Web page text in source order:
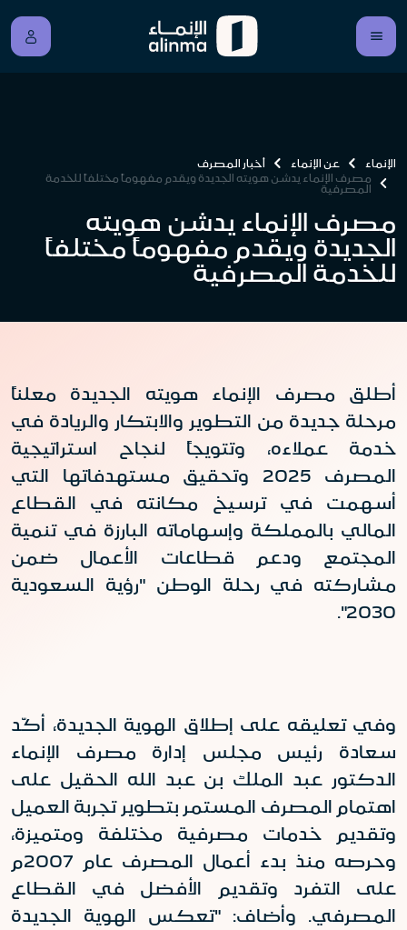
الإنماء عن الإنماء
أخبار المصرف
مصرف الإنماء يدشن هويته الجديدة ويقدم مفهوماً مختلفاً للخدمة
المصرفية
مصرف الإنماء يدشن هويته
الجديدة ويقدم مفهوماً مختلفاً
للخدمة المصرفية
أطلق مصرف الإنماء هويته الجديدة معلناً
مرحلة جديدة من التطوير والابتكار والريادة في
خدمة عملاءه، وتتويجاً لنجاح استراتيجية
المصرف 2025 وتحقيق مستهدفاتها التي
أسهمت في ترسيخ مكانته في القطاع
المالي بالمملكة وإسهاماته البارزة في تنمية
المجتمع ودعم قطاعات الأعمال ضمن
مشاركته في رحلة الوطن "رؤية السعودية
2030".
وفي تعليقه على إطلاق الهوية الجديدة، أكّد
سعادة رئيس مجلس إدارة مصرف الإنماء
الدكتور عبد الملك بن عبد الله الحقيل على
اهتمام المصرف المستمر بتطوير تجربة العميل
وتقديم خدمات مصرفية مختلفة ومتميزة،
وحرصه منذ بدء أعمال المصرف عام 2007م
على التفرد وتقديم الأفضل في القطاع
المصرفي. وأضاف: "تعكس الهوية الجديدة